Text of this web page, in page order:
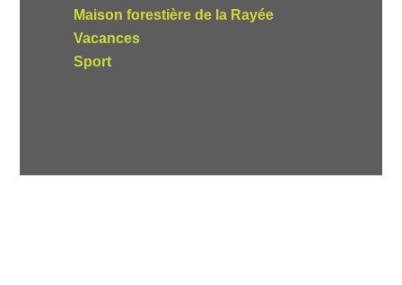
Maison forestière de la Rayée
Vacances
Sport